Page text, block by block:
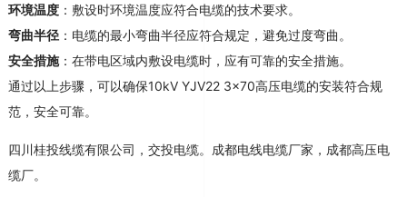
环境温度：敷设时环境温度应符合电缆的技术要求。
弯曲半径：电缆的最小弯曲半径应符合规定，避免过度弯曲 。
安全措施：在带电区域内敷设电缆时，应有可靠的安全措施。
通过以上步骤，可以确保10kV YJV22 3×70高压电缆的安装符合规
范，安全可靠。
四川桂投线缆有限公司，交投电缆。成都电线电缆厂家，成都高压电
缆厂。